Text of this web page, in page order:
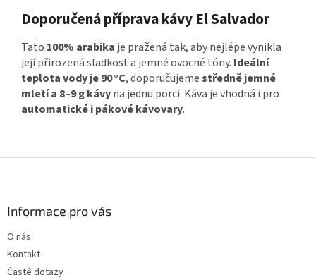
Doporučená příprava kávy El Salvador
Tato 100% arabika je pražená tak, aby nejlépe vynikla
její přirozená sladkost a jemné ovocné tóny. Ideální
teplota vody je 90 °C, doporučujemestředně jemné
mletí a 8–9 g kávyna jednu porci. Káva je vhodná i pro
automatické i pákové kávovary.
Informace pro vás
O nás
Kontakt
Časté dotazy